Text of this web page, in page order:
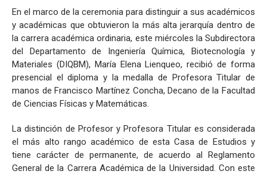
En el marco de la ceremonia para distinguir a sus académicos
y académicas que obtuvieron la más alta jerarquía dentro de
la carrera académica ordinaria, este miércoles la Subdirectora
del Departamento de Ingeniería Química, Biotecnología y
Materiales (DIQBM), María Elena Lienqueo, recibió de forma
presencial el diploma y la medalla de Profesora Titular de
manos de Francisco Martínez Concha, Decano de la Facultad
de Ciencias Físicas y Matemáticas.
La distinción de Profesor y Profesora Titular es considerada
el más alto rango académico de esta Casa de Estudios y
tiene carácter de permanente, de acuerdo al Reglamento
General de la Carrera Académica de la Universidad. Con este